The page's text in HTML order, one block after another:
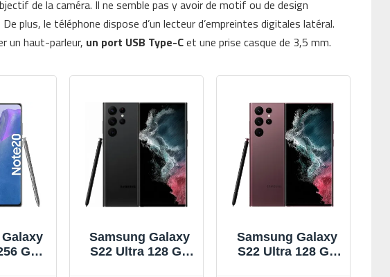
de la caméra. Il ne semble pas y avoir de motif ou de design
De plus, le téléphone dispose d’un lecteur d’empreintes digitales latéral.
un haut-parleur, un port USB Type-Cet une prise casque de 3,5 mm.
Go
Samsung Galaxy
S22 Ultra 128 Go
Samsung Galaxy
S22 Ultra 128 Go